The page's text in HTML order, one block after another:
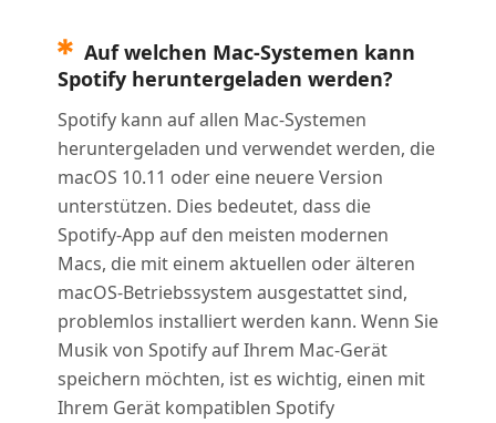
Auf welchen Mac-Systemen kann
Spotify heruntergeladen werden?
Spotify kann auf allen Mac-Systemen
heruntergeladen und verwendet werden, die
macOS 10.11 oder eine neuere Version
unterstützen. Dies bedeutet, dass die
Spotify-App auf den meisten modernen
Macs, die mit einem aktuellen oder älteren
macOS-Betriebssystem ausgestattet sind,
problemlos installiert werden kann. Wenn Sie
Musik von Spotify auf Ihrem Mac-Gerät
speichern möchten, ist es wichtig, einen mit
Ihrem Gerät kompatiblen Spotify